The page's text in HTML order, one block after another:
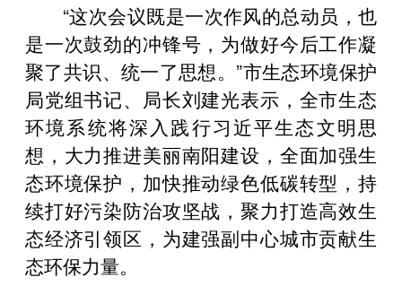
“这次会议既是一次作风的总动员，也
是一次鼓劲的冲锋号，为做好今后工作凝
聚了共识、统一了思想。”市生态环境保护
局党组书记、局长刘建光表示，全市生态
环境系统将深入践行习近平生态文明思
想，大力推进美丽南阳建设，全面加强生
态环境保护，加快推动绿色低碳转型，持
续打好污染防治攻坚战，聚力打造高效生
态经济引领区，为建强副中心城市贡献生
态环保力量。